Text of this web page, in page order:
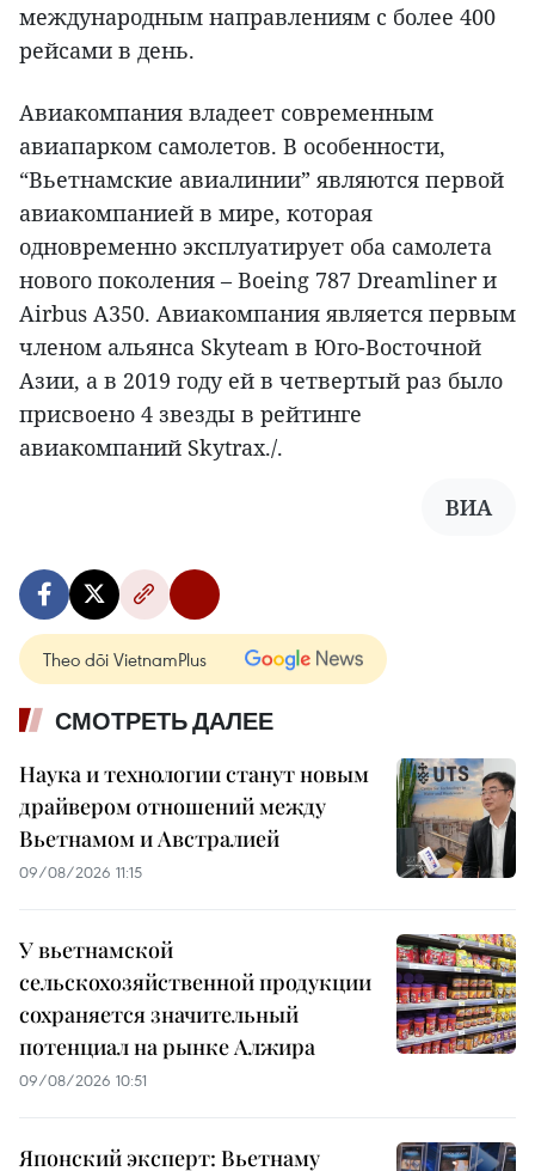
международным направлениям с более 400
рейсами в день.
Авиакомпания владеет современным
авиапарком самолетов. В особенности,
“Вьетнамские авиалинии” являются первой
авиакомпанией в мире, которая
одновременно эксплуатирует оба самолета
нового поколения – Boeing 787 Dreamliner и
Airbus A350. Авиакомпания является первым
членом альянса Skyteam в Юго-Восточной
Азии, а в 2019 году ей в четвертый раз было
присвоено 4 звезды в рейтинге
авиакомпаний Skytrax./.
ВИА
Theo dõi VietnamPlus
СМОТРЕТЬ ДАЛЕЕ
Наука и технологии станут новым
драйвером отношений между
Вьетнамом и Австралией
09/08/2026 11:15
У вьетнамской
сельскохозяйственной продукции
сохраняется значительный
потенциал на рынке Алжира
09/08/2026 10:51
Японский эксперт: Вьетнаму